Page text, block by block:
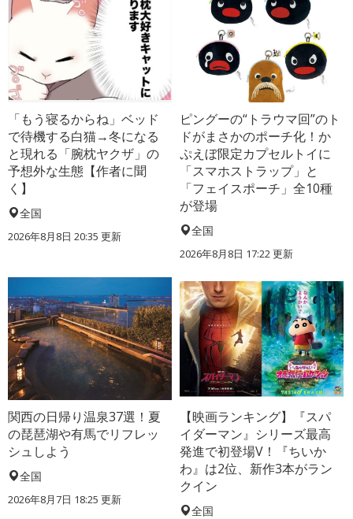
「もう寝るからね」ベッド
で待機する白猫→冬になる
と現れる「腕枕ヤクザ」の
予想外な生態【作者に聞
く】
全国
2026年8月8日 20:35 更新
ピングーの“トラウマ回”のト
ドがまさかのポーチ化！か
ぷえぼ限定カプセルトイに
「スマホストラップ」と
「フェイスポーチ」全10種
が登場
全国
2026年8月8日 17:22更新
関西の日帰り温泉37選！夏
の琵琶湖や有馬でリフレッ
シュしよう
全国
2026年8月7日 18:25 更新
【映画ランキング】『スパ
イダーマン』シリーズ最高
発進で初登場V！『ちいか
わ』は2位、新作3本がラン
クイン
全国